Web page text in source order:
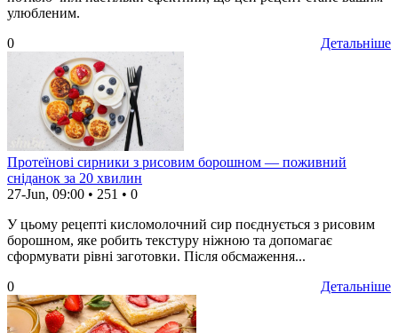
улюбленим.
Детальніше
0
Протеїнові сирники з рисовим борошном — поживний
сніданок за 20 хвилин
27-Jun, 09:00 • 251 • 0
У цьому рецепті кисломолочний сир поєднується з рисовим
борошном, яке робить текстуру ніжною та допомагає
сформувати рівні заготовки. Після обсмаження...
Детальніше
0